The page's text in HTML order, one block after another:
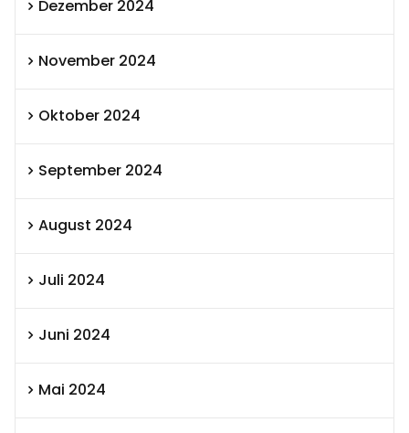
Dezember 2024
November 2024
Oktober 2024
September 2024
August 2024
Juli 2024
Juni 2024
Mai 2024